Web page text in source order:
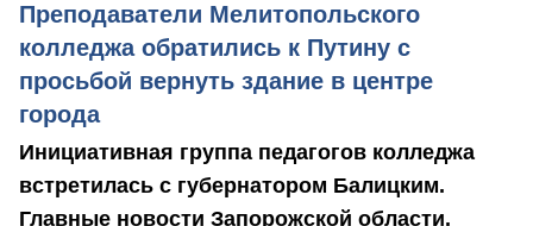
Преподаватели Мелитопольского
колледжа обратились к Путину с
просьбой вернуть здание в центре
города
Инициативная группа педагогов колледжа
встретилась с губернатором Балицким.
Главные новости Запорожской области.